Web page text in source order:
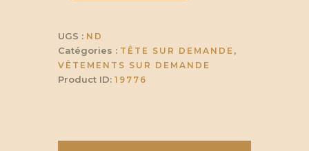
UGS : ND
Catégories : TÊTE SUR DEMANDE ,
VÊTEMENTS SUR DEMANDE
Product ID: 19776